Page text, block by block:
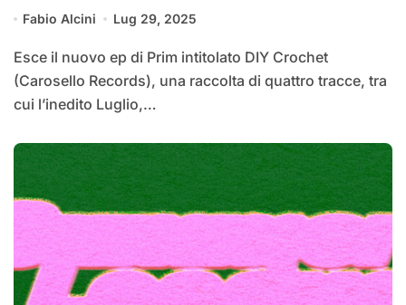
Fabio Alcini Lug 29, 2025
Esce il nuovo ep di Prim intitolato DIY Crochet
(Carosello Records), una raccolta di quattro tracce, tra
cui l’inedito Luglio,…